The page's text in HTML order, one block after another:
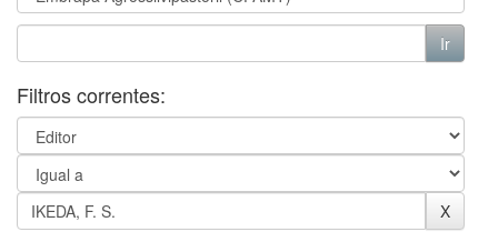
Filtros correntes: